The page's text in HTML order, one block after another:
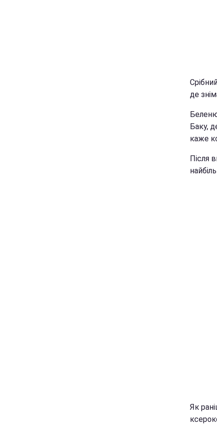
де
Баку,
каже
Після
Як